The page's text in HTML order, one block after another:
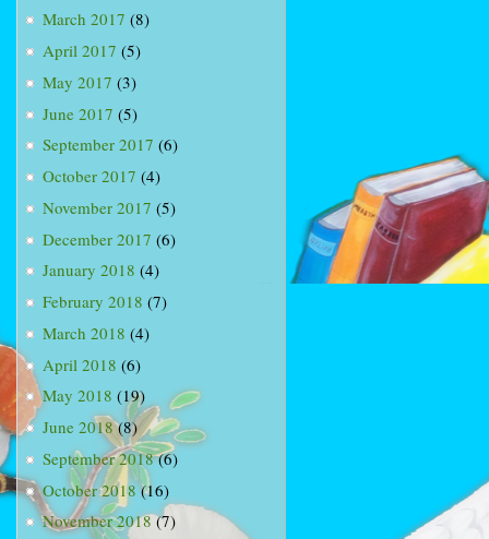
March 2017 (8)
April 2017 (5)
May 2017 (3)
June 2017 (5)
September 2017 (6)
October 2017 (4)
November 2017 (5)
December 2017 (6)
January 2018 (4)
February 2018 (7)
March 2018 (4)
April 2018 (6)
May 2018 (19)
June 2018(8)
September 2018(6)
October 2018(16)
November 2018(7)